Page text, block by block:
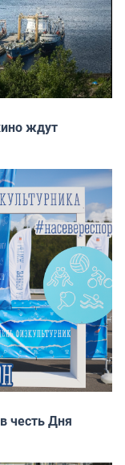
ждут
честь Дня